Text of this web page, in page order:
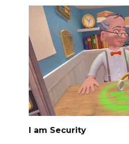
I am Security